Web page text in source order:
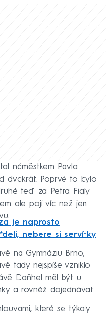
náměstkem Pavla
dvakrát. Poprvé to bylo
teď za Petra Fialy
ale pojí víc než jen
je naprosto
nebere si servítky
na Gymnáziu Brno,
tady nejspíše vzniklo
Daňhel měl být u
a rovněž dojednávat
které se týkaly